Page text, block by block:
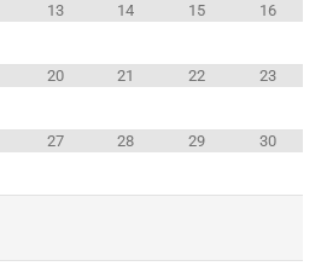
13 14 15 16
20 21 22 23
27 28 29 30